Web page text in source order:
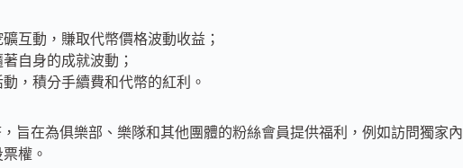
互動，賺取代幣價格波動收益；
自身的成就波動；
，積分手續費和代幣的紅利。
旨在為俱樂部、樂隊和其他團體的粉絲會員提供福利，例如訪問獨家內
權。